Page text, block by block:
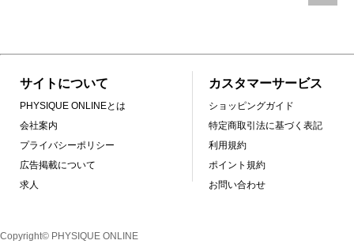
サイトについて
PHYSIQUE ONLINEとは
会社案内
プライバシーポリシー
広告掲載について
求人
カスタマーサービス
ショッピングガイド
特定商取引法に基づく表記
利用規約
ポイント規約
お問い合わせ
Copyright© PHYSIQUE ONLINE